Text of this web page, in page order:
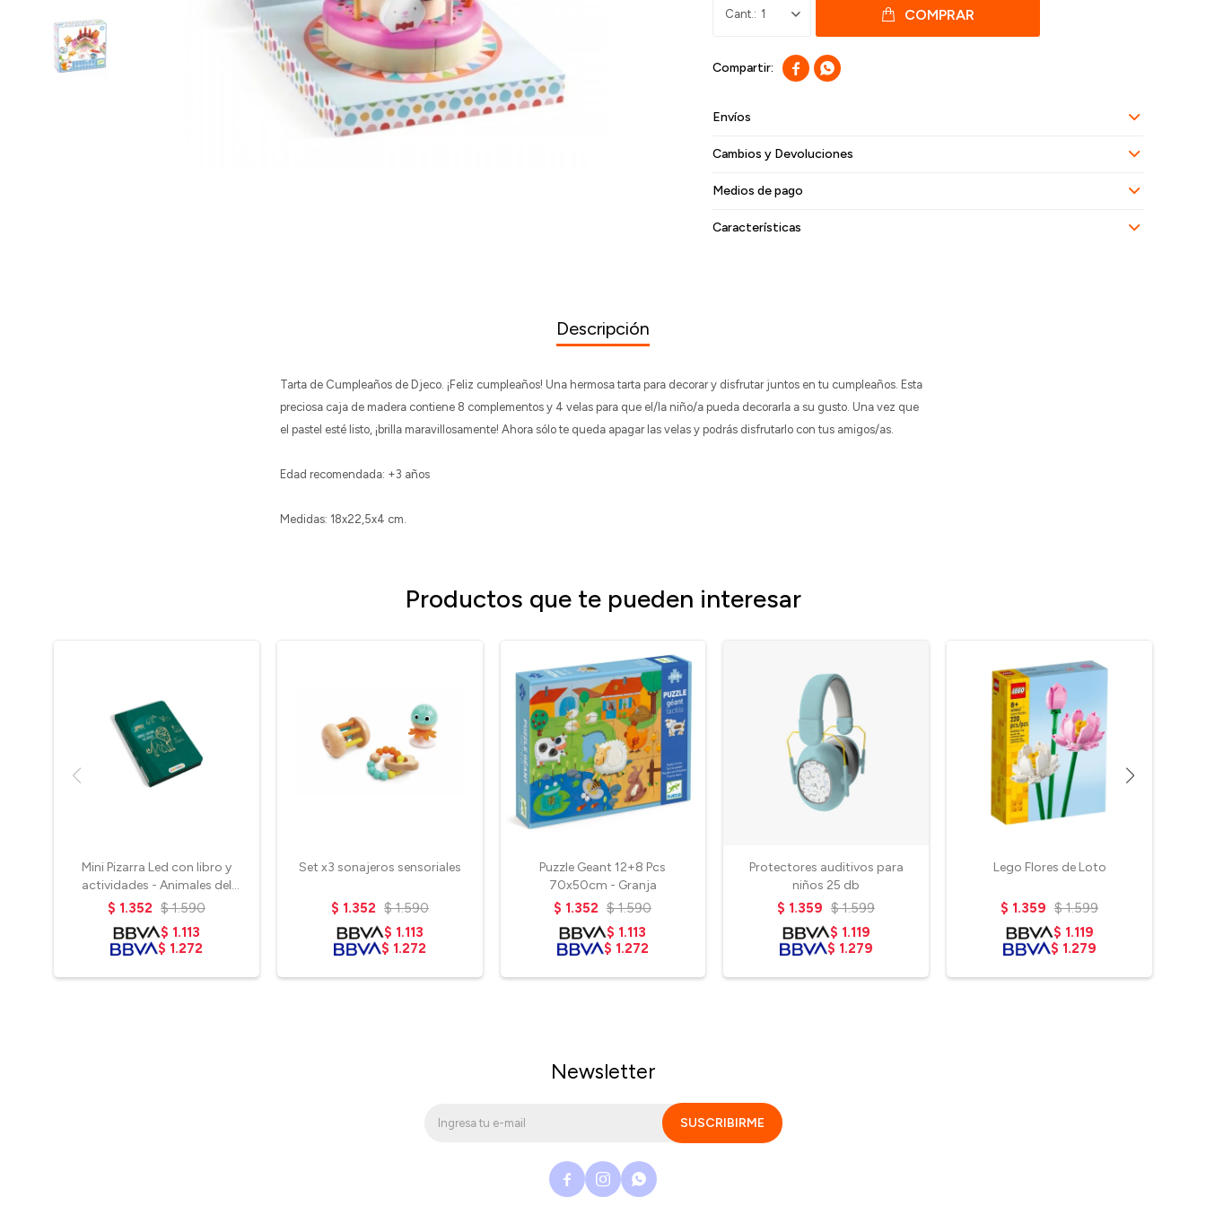
1 COMPRAR
 
Envíos
Cambios y Devoluciones
Medios de pago
Características
Descripción
Tarta de Cumpleaños de Djeco. ¡Feliz cumpleaños! Una hermosa tarta para decorar y disfrutar juntos en tu cumpleaños. Esta
preciosa caja de madera contiene 8 complementos y 4 velas para que el/la niño/a pueda decorarla a su gusto. Una vez que
el pastel esté listo, ¡brilla maravillosamente! Ahora sólo te queda apagar las velas y podrás disfrutarlo con tus amigos/as.
Edad recomendada: +3 años
Medidas: 18x22,5x4 cm.
Productos que te pueden interesar
Mini Pizarra Led con libro y
actividades - Animales del
mundo
$ 1.352 $ 1.590
$ 1.113
$ 1.272
Set x3 sonajeros sensoriales
$ 1.352 $ 1.590
$ 1.113
$ 1.272
Puzzle Geant 12+8 Pcs
70x50cm - Granja
$ 1.352 $ 1.590
$ 1.113
$ 1.272
Protectores auditivos para
niños 25 db
$ 1.359 $ 1.599
$ 1.119
$ 1.279
Lego Flores de Loto
$ 1.359 $ 1.599
$ 1.119
$ 1.279
Newsletter
SUSCRIBIRME
  